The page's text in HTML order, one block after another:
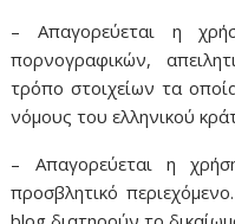
– Απαγορεύεται η
πορνογραφικών,
τρόπο στοιχείων τα
νόμους του ελληνικού
– Απαγορεύεται η
προσβλητικό